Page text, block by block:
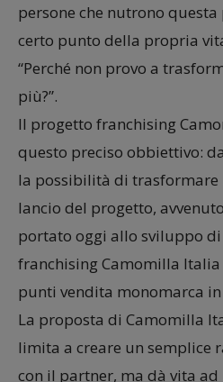
persone che nutrono questa
certo punto della propria
“Perché non provo a
più?”.
Il progetto franchising
questo preciso obbiettivo:
la possibilità di trasformare
lancio del progetto,
portato oggi allo sviluppo
franchising Camomilla Italia
punti vendita monomarca
La proposta di Camomilla
limita a creare un semplice
con il partner, ma dà vita